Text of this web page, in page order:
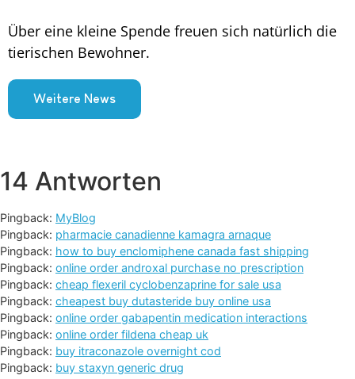
Über eine kleine Spende freuen sich natürlich die
tierischen Bewohner.
Weitere News
14 Antworten
Pingback: MyBlog
Pingback: pharmacie canadienne kamagra arnaque
Pingback: how to buy enclomiphene canada fast shipping
Pingback: online order androxal purchase no prescription
Pingback: cheap flexeril cyclobenzaprine for sale usa
Pingback: cheapest buy dutasteride buy online usa
Pingback: online order gabapentin medication interactions
Pingback: online order fildena cheap uk
Pingback: buy itraconazole overnight cod
Pingback: buy staxyn generic drug